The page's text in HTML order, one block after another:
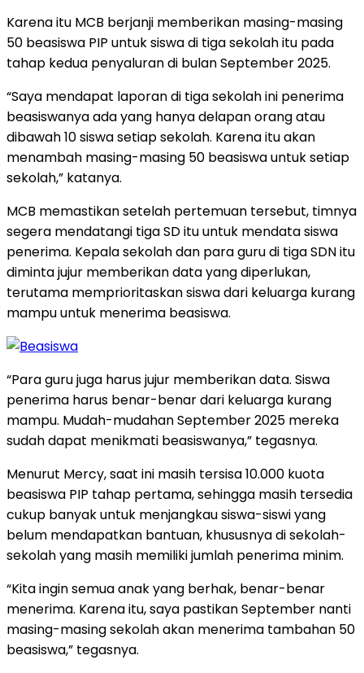
Karena itu MCB berjanji memberikan masing-masing
50 beasiswa PIP untuk siswa di tiga sekolah itu pada
tahap kedua penyaluran di bulan September 2025.
“Saya mendapat laporan di tiga sekolah ini penerima
beasiswanya ada yang hanya delapan orang atau
dibawah 10 siswa setiap sekolah. Karena itu akan
menambah masing-masing 50 beasiswa untuk setiap
sekolah,” katanya.
MCB memastikan setelah pertemuan tersebut, timnya
segera mendatangi tiga SD itu untuk mendata siswa
penerima. Kepala sekolah dan para guru di tiga SDN itu
diminta jujur memberikan data yang diperlukan,
terutama memprioritaskan siswa dari keluarga kurang
mampu untuk menerima beasiswa.
“Para guru juga harus jujur memberikan data. Siswa
penerima harus benar-benar dari keluarga kurang
mampu. Mudah-mudahan September 2025 mereka
sudah dapat menikmati beasiswanya,” tegasnya.
Menurut Mercy, saat ini masih tersisa 10.000 kuota
beasiswa PIP tahap pertama, sehingga masih tersedia
cukup banyak untuk menjangkau siswa-siswi yang
belum mendapatkan bantuan, khususnya di sekolah-
sekolah yang masih memiliki jumlah penerima minim.
“Kita ingin semua anak yang berhak, benar-benar
menerima. Karena itu, saya pastikan September nanti
masing-masing sekolah akan menerima tambahan 50
beasiswa,” tegasnya.